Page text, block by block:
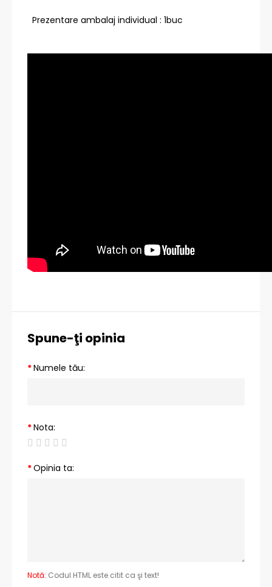
Prezentare ambalaj individual : 1buc
Spune-ţi opinia
Numele tău:
Nota:
Opinia ta:
Notă: Codul HTML este citit ca şi text!